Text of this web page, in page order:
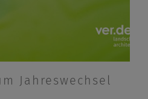
Jahreswechsel